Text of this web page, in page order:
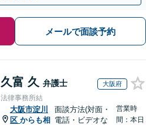
メールで面談予約
久富 久 弁護士 大阪府
法律事務所結
大阪市淀川
区 からも相
面談方法(対面・
電話・ビデオな
営業時
間：本日